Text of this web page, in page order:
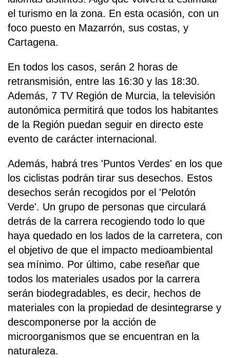
el turismo en la zona. En esta ocasión, con un
foco puesto en Mazarrón, sus costas, y
Cartagena.
En todos los casos, serán 2 horas de
retransmisión, entre las 16:30 y las 18:30.
Además, 7 TV Región de Murcia, la televisión
autonómica permitirá que todos los habitantes
de la Región puedan seguir en directo este
evento de carácter internacional.
Además, habrá tres 'Puntos Verdes' en los que
los ciclistas podrán tirar sus desechos. Estos
desechos serán recogidos por el 'Pelotón
Verde'. Un grupo de personas que circulará
detrás de la carrera recogiendo todo lo que
haya quedado en los lados de la carretera, con
el objetivo de que el impacto medioambiental
sea mínimo. Por último, cabe reseñar que
todos los materiales usados por la carrera
serán biodegradables, es decir, hechos de
materiales con la propiedad de desintegrarse y
descomponerse por la acción de
microorganismos que se encuentran en la
naturaleza.